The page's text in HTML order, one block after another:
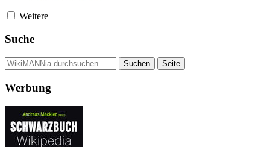
Weitere
Suche
Werbung